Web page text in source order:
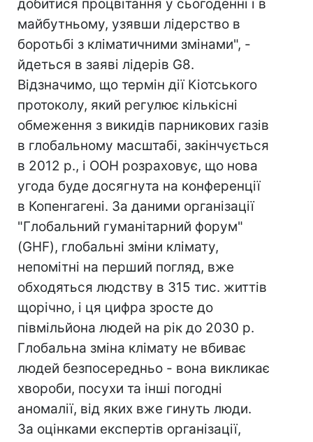
добитися процвітання у сьогоденні і в
майбутньому, узявши лідерство в
боротьбі з кліматичними змінами", -
йдеться в заяві лідерів G8.
Відзначимо, що термін дії Кіотського
протоколу, який регулює кількісні
обмеження з викидів парникових газів
в глобальному масштабі, закінчується
в 2012 р., і ООН розраховує, що нова
угода буде досягнута на конференції
в Копенгагені. За даними організації
"Глобальний гуманітарний форум"
(GHF), глобальні зміни клімату,
непомітні на перший погляд, вже
обходяться людству в 315 тис. життів
щорічно, і ця цифра зросте до
півмільйона людей на рік до 2030 р.
Глобальна зміна клімату не вбиває
людей безпосередньо - вона викликає
хвороби, посухи та інші погодні
аномалії, від яких вже гинуть люди.
За оцінками експертів організації,